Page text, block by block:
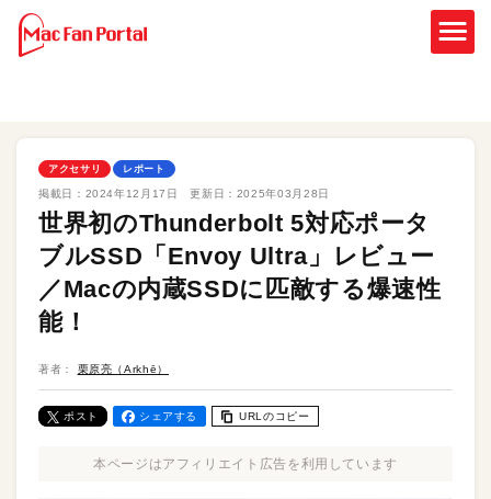
アクセサリ レポート
掲載日： 2024年12月17日 更新日： 2025年03月28日
世界初のThunderbolt 5対応ポータ
ブルSSD「Envoy Ultra」レビュー
／Macの内蔵SSDに匹敵する爆速性
能！
著者： 栗原亮（Arkhē）
ポスト シェアする URLのコピー
本ページはアフィリエイト広告を利用しています